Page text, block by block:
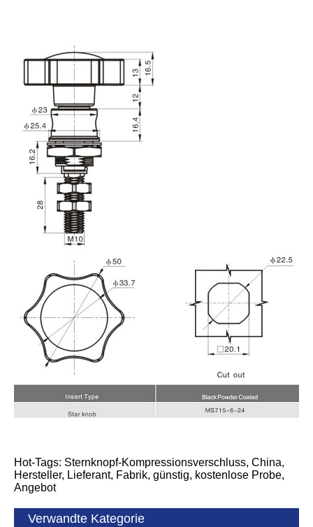
Hot-Tags: Sternknopf-Kompressionsverschluss, China,
Hersteller, Lieferant, Fabrik, günstig, kostenlose Probe,
Angebot
Verwandte Kategorie